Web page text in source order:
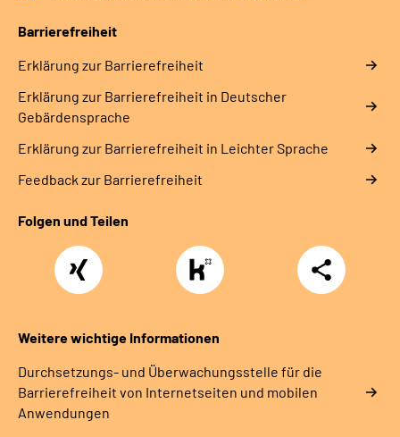
Barrierefreiheit
Erklärung zur Barrierefreiheit
Erklärung zur Barrierefreiheit in Deutscher
Gebärdensprache
Erklärung zur Barrierefreiheit in Leichter Sprache
Feedback zur Barrierefreiheit
Folgen und Teilen
Xing
https://www.kununu.com/de/deutsche-
rentenversicherung-
nordbayern6
Teilen
Weitere wichtige Informationen
Durchsetzungs- und Überwachungsstelle für die
Barrierefreiheit von Internetseiten und mobilen
Anwendungen